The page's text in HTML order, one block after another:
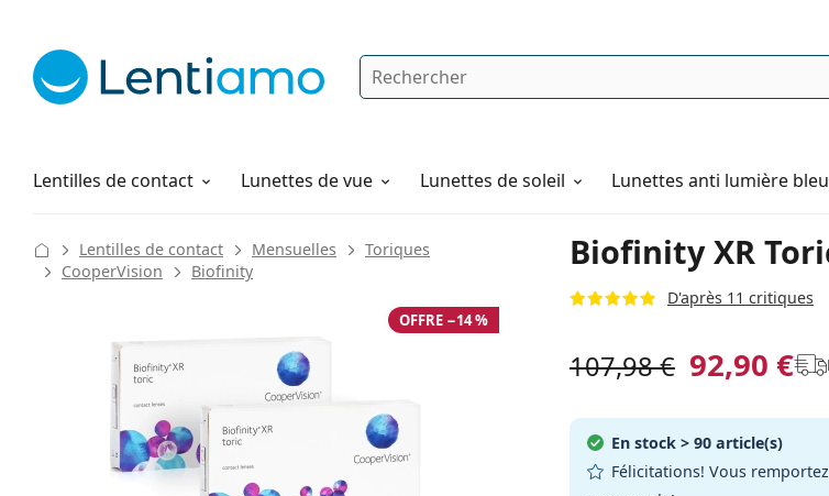
Rechercher
Lentilles de contact
Solutions Lunettes de vue Lunettes de soleil Lunettes anti lumière
Comment commander
Biofinity XR
D'après 11 critiques
Lentilles de contact Mensuelles
Toriques
CooperVision
Biofinity
OFFRE −14 %
107,98 € 92,90 €
En stock > 90 article(s)
Félicitations! Vous remportez